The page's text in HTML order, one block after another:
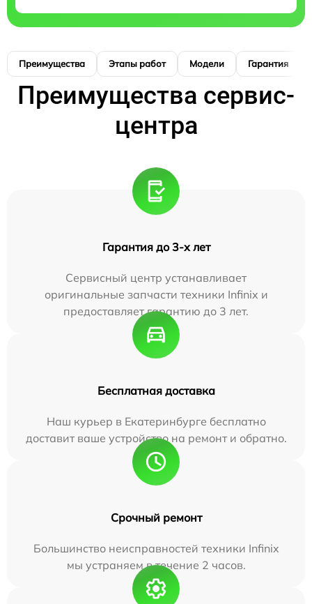
Преимущества Этапы работ Модели Гарантия
Преимущества сервис-
центра
Гарантия до 3-х лет
Сервисный центр устанавливает
оригинальные запчасти техники Infinix и
предоставляет гарантию до 3 лет.
Бесплатная доставка
Наш курьер в Екатеринбурге бесплатно
доставит ваше устройство на ремонт и обратно.
Срочный ремонт
Большинство неисправностей техники Infinix
мы устраняем в течение 2 часов.